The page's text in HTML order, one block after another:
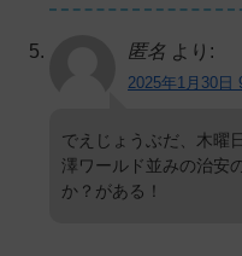
匿名 より:
2025年1月30日
でえじょうぶだ、木曜
澤ワールド並みの治安
か？がある！